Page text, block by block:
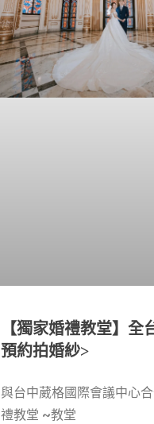
【獨家婚禮教堂】全
預約拍婚紗>
與台中葳格國際會議中心
禮教堂 ~教堂